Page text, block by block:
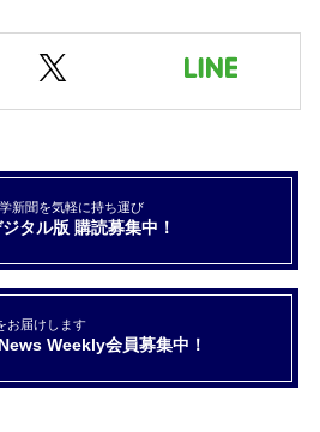
新聞を気軽に持ち運び
タル版 購読募集中！
お届けします
Weekly会員募集中！